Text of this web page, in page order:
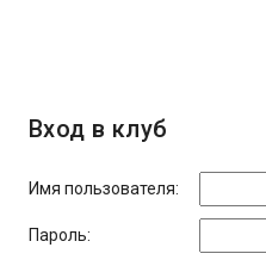
Вход в клуб
Имя пользователя:
Пароль: